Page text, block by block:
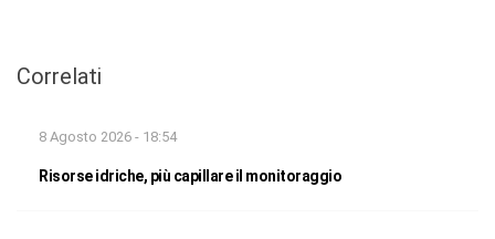
Correlati
8 Agosto 2026 - 18:54
Risorse idriche, più capillare il monitoraggio